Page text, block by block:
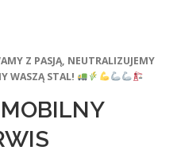
Z PASJĄ, NEUTRALIZUJEMY
WASZĄ STAL!